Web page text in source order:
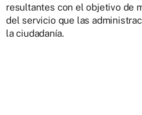
resultantes con el objetivo de
del servicio que las
la ciudadanía.